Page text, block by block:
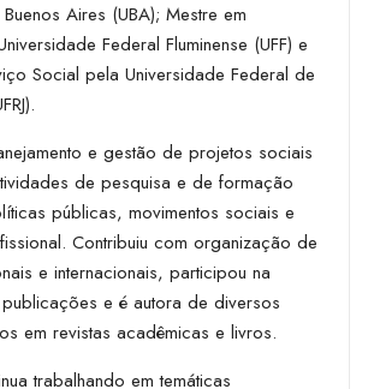
Aires (UBA); Mestre em
Federal Fluminense (UFF) e
Social pela Universidade Federal de
e gestão de projetos sociais
de pesquisa e de formação
públicas, movimentos sociais e
Contribuiu com organização de
e internacionais, participou na
e é autora de diversos
em revistas acadêmicas e livros.
trabalhando em temáticas